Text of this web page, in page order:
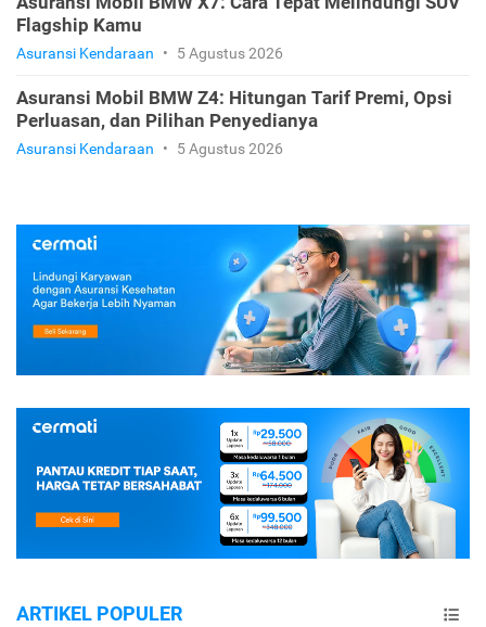
Flagship Kamu
Asuransi Kendaraan • 5 Agustus 2026
Asuransi Mobil BMW Z4: Hitungan Tarif Premi, Opsi
Perluasan, dan Pilihan Penyedianya
Asuransi Kendaraan • 5 Agustus 2026
ARTIKEL POPULER